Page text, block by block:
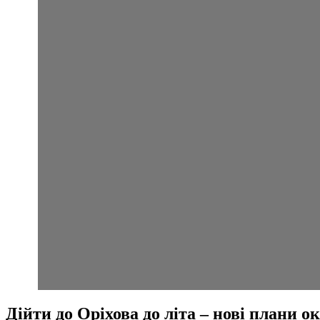
Дійти до Оріхова до літа – нові плани